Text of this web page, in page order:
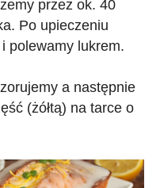
przez ok. 40
Po upieczeniu
polewamy lukrem.
a następnie
(żółtą) na tarce o